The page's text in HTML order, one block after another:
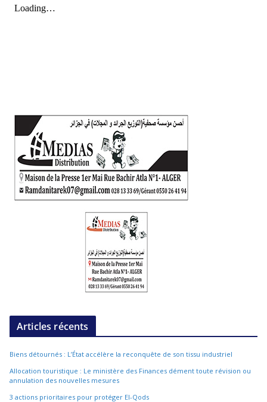
Articles récents
Biens détournés : L’État accélère la reconquête de son tissu industriel
Allocation touristique : Le ministère des Finances dément toute révision ou
annulation des nouvelles mesures
3 actions prioritaires pour protéger El-Qods